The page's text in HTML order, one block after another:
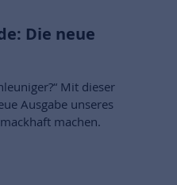
Die neue
Mit dieser
Ausgabe unseres
machen.